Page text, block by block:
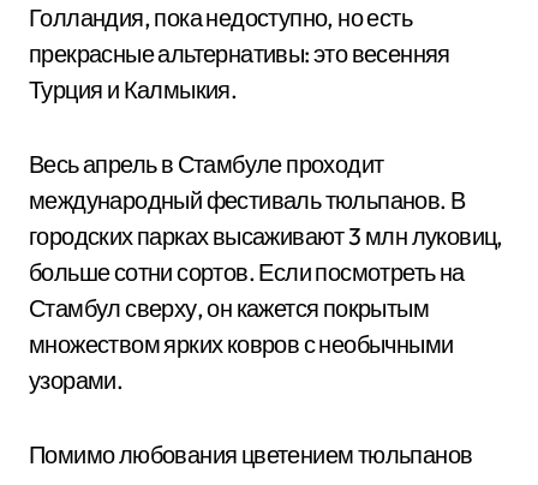
Голландия, пока недоступно, но есть
прекрасные альтернативы: это весенняя
Турция и Калмыкия.
Весь апрель в Стамбуле проходит
международный фестиваль тюльпанов. В
городских парках высаживают 3 млн луковиц,
больше сотни сортов. Если посмотреть на
Стамбул сверху, он кажется покрытым
множеством ярких ковров с необычными
узорами.
Помимо любования цветением тюльпанов